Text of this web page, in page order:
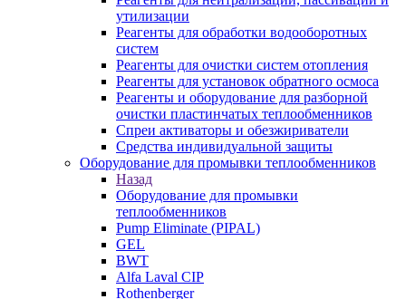
утилизации
Реагенты для обработки водооборотных
систем
Реагенты для очистки систем отопления
Реагенты для установок обратного осмоса
Реагенты и оборудование для разборной
очистки пластинчатых теплообменников
Спреи активаторы и обезжириватели
Средства индивидуальной защиты
Оборудование для промывки теплообменников
Назад
Оборудование для промывки
теплообменников
Pump Eliminate (PIPAL)
GEL
BWT
Alfa Laval CIP
Rothenberger